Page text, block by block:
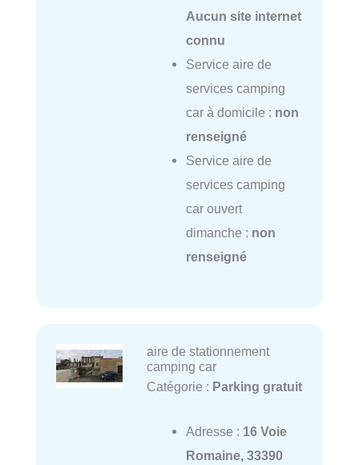
Aucun site internet
connu
Service aire de
services camping
car à domicile : non
renseigné
Service aire de
services camping
car ouvert
dimanche : non
renseigné
aire de stationnement
camping car
Catégorie : Parking gratuit
Adresse : 16 Voie
Romaine, 33390